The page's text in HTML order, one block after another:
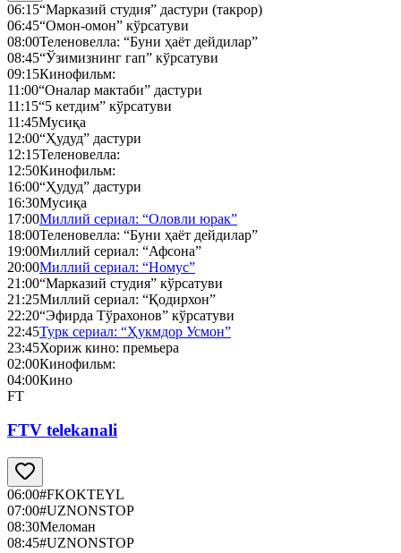
06:15“Марказий студия” дастури (такрор)
06:45“Омон-омон” кўрсатуви
08:00Теленовелла: “Буни ҳаёт дейдилар”
08:45“Ўзимизнинг гап” кўрсатуви
09:15Кинофильм:
11:00“Оналар мактаби” дастури
11:15“5 кетдим” кўрсатуви
11:45Мусиқа
12:00“Ҳудуд” дастури
12:15Теленовелла:
12:50Кинофильм:
16:00“Ҳудуд” дастури
16:30Мусиқа
17:00Миллий сериал: “Оловли юрак”
18:00Теленовелла: “Буни ҳаёт дейдилар”
19:00Миллий сериал: “Афсона”
20:00Миллий сериал: “Номус”
21:00“Марказий студия” кўрсатуви
21:25Миллий сериал: “Қодирхон”
22:20“Эфирда Тўрахонов” кўрсатуви
22:45Турк сериал: “Ҳукмдор Усмон”
23:45Хориж кино: премьера
02:00Кинофильм:
04:00Кино
FT
FTV telekanali
06:00#FKOKTEYL
07:00#UZNONSTOP
08:30Меломан
08:45#UZNONSTOP